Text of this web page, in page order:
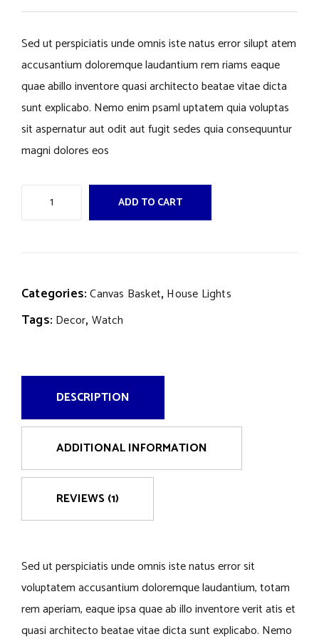
Sed ut perspiciatis unde omnis iste natus error silupt atem
accusantium doloremque laudantium rem riams eaque
quae abillo inventore quasi architecto beatae vitae dicta
sunt explicabo. Nemo enim psaml uptatem quia voluptas
sit aspernatur aut odit aut fugit sedes quia consequuntur
magni dolores eos
ADD TO CART
Categories:Canvas Basket, House Lights
Tags: Decor, Watch
DESCRIPTION
ADDITIONAL INFORMATION
REVIEWS (1)
Sed ut perspiciatis unde omnis iste natus error sit
voluptatem accusantium doloremque laudantium, totam
rem aperiam, eaque ipsa quae ab illo inventore verit atis et
quasi architecto beatae vitae dicta sunt explicabo. Nemo